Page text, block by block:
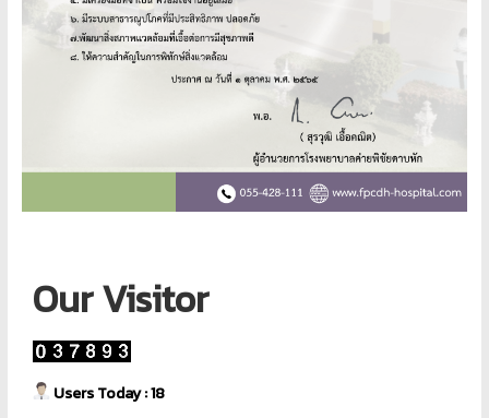
Our Visitor
Users Today : 18